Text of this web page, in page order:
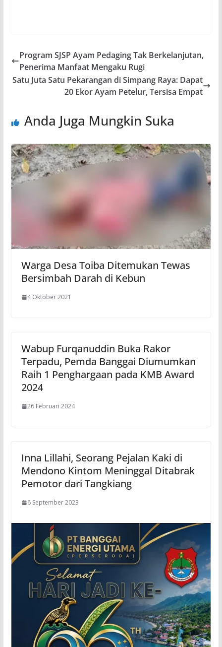
Program SJSP Ayam Pedaging Tak Berkelanjutan,
Penerima Manfaat Mengaku Rugi
Satu Juta Satu Pekarangan di Simpang Raya: Dapat
20 Ekor Ayam Petelur, Tersisa Empat
Anda Juga Mungkin Suka
Warga Desa Toiba Ditemukan Tewas
Bersimbah Darah di Kebun
4 Oktober 2021
Wabup Furqanuddin Buka Rakor
Terpadu, Pemda Banggai Diumumkan
Raih 1 Penghargaan pada KMB Award
2024
26 Februari 2024
Inna Lillahi, Seorang Pejalan Kaki di
Mendono Kintom Meninggal Ditabrak
Pemotor dari Tangkiang
6 September 2023